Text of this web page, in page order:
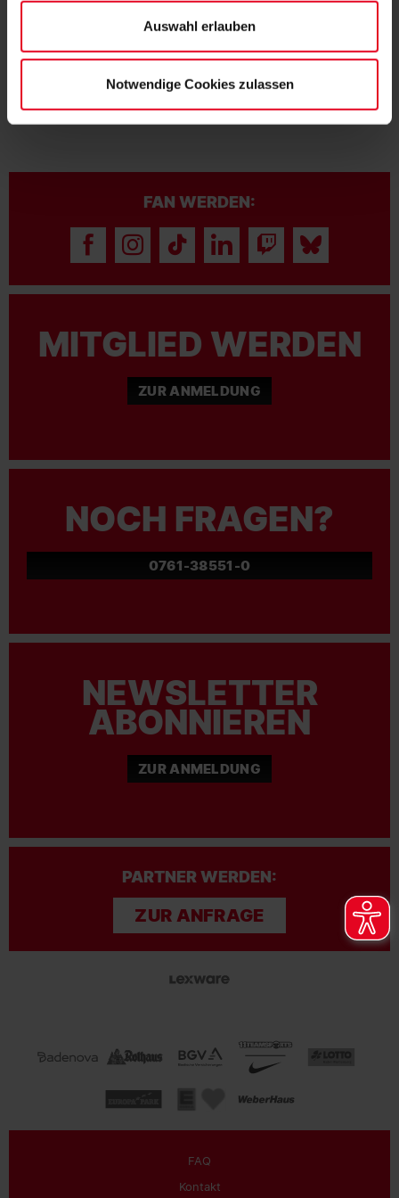
Auswahl erlauben
Notwendige Cookies zulassen
27.07.2026
ACHTMAL SC IN DER KICKER-
RANGLISTE
FAN WERDEN:
MITGLIED WERDEN
ZUR ANMELDUNG
NOCH FRAGEN?
0761-38551-0
NEWSLETTER
ABONNIEREN
ZUR ANMELDUNG
PARTNER WERDEN:
ZUR ANFRAGE
FAQ
Kontakt